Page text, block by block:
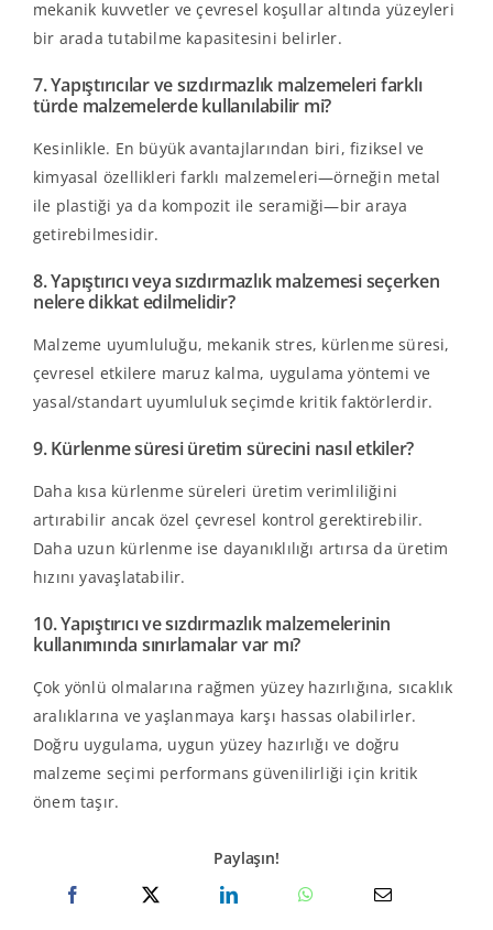
mekanik kuvvetler ve çevresel koşullar altında yüzeyleri
bir arada tutabilme kapasitesini belirler.
7. Yapıştırıcılar ve sızdırmazlık malzemeleri farklı
türde malzemelerde kullanılabilir mi?
Kesinlikle. En büyük avantajlarından biri, fiziksel ve
kimyasal özellikleri farklı malzemeleri—örneğin metal
ile plastiği ya da kompozit ile seramiği—bir araya
getirebilmesidir.
8. Yapıştırıcı veya sızdırmazlık malzemesi seçerken
nelere dikkat edilmelidir?
Malzeme uyumluluğu, mekanik stres, kürlenme süresi,
çevresel etkilere maruz kalma, uygulama yöntemi ve
yasal/standart uyumluluk seçimde kritik faktörlerdir.
9. Kürlenme süresi üretim sürecini nasıl etkiler?
Daha kısa kürlenme süreleri üretim verimliliğini
artırabilir ancak özel çevresel kontrol gerektirebilir.
Daha uzun kürlenme ise dayanıklılığı artırsa da üretim
hızını yavaşlatabilir.
10. Yapıştırıcı ve sızdırmazlık malzemelerinin
kullanımında sınırlamalar var mı?
Çok yönlü olmalarına rağmen yüzey hazırlığına, sıcaklık
aralıklarına ve yaşlanmaya karşı hassas olabilirler.
Doğru uygulama, uygun yüzey hazırlığı ve doğru
malzeme seçimi performans güvenilirliği için kritik
önem taşır.
Paylaşın!